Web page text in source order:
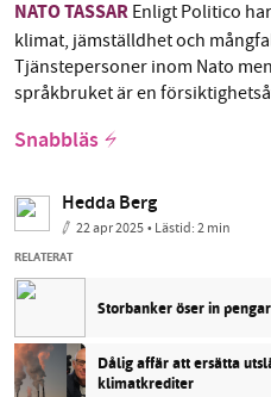
NATO TASSAR Enligt Politico
klimat, jämställdhet och
Tjänstepersoner inom Nato
språkbruket är en
Snabbläs
Hedda Berg
22 apr 2025• Lästid:2 min
RELATERAT
Storbanker öser in
Dålig affär att ersätta
klimatkrediter